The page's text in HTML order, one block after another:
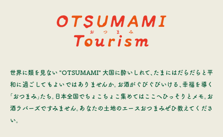
世界に類を見ない "OTSUMAMI" 大国に酔いしれて、たまにはだらだらと平
和に過ごしてもよいではありませんか。お酒がぐびぐびいける、幸福を導く
「おつまみ」たち。日本全国でちょこちょこ集めてはここへひっそりとメモ。お
酒ラバーズですみません。あなたの土地のエースおつまみぜひ教えてくださ
い。